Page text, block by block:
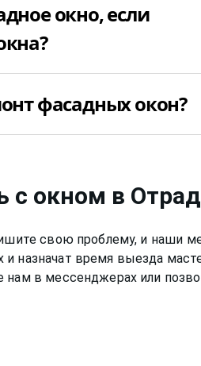
причины почему заклинило
определит причину, из-за
к ремонту фасадных
окно, если
сколько будет стоить
фасадных окон?
с окном в
свою проблему, и наши
назначат время выезда
в мессенджерах или